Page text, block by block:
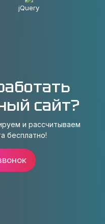
jQuery
сайт?
и рассчитываем
бесплатно!